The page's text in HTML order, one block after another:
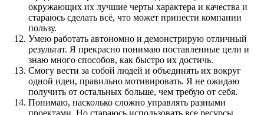
окружающих их лучшие черты характера и качества и
стараюсь сделать всё, что может принести компании
пользу.
Умею работать автономно и демонстрирую отличный
результат. Я прекрасно понимаю поставленные цели и
знаю много способов, как быстро их достичь.
Смогу вести за собой людей и объединять их вокруг
одной идеи, правильно мотивировать. Я не ожидаю
получить от остальных больше, чем требую от себя.
Понимаю, насколько сложно управлять разными
проектами. Но стараюсь использовать все ресурсы,